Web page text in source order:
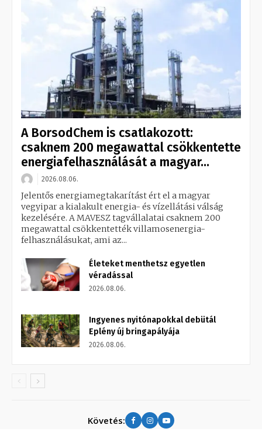
A BorsodChem is csatlakozott:
csaknem 200 megawattal csökkentette
energiafelhasználását a magyar...
2026.08.06.
Jelentős energiamegtakarítást ért el a magyar
vegyipar a kialakult energia- és vízellátási válság
kezelésére. A MAVESZ tagvállalatai csaknem 200
megawattal csökkentették villamosenergia-
felhasználásukat, ami az...
Életeket menthetsz egyetlen
véradással
2026.08.06.
Ingyenes nyitónapokkal debütál
Eplény új bringapályája
2026.08.06.
Követés: